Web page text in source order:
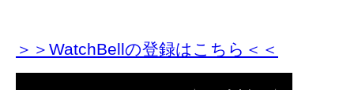
＞＞WatchBellの登録はこちら＜＜